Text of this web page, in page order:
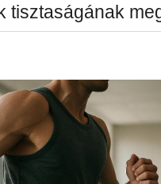
tisztaságának